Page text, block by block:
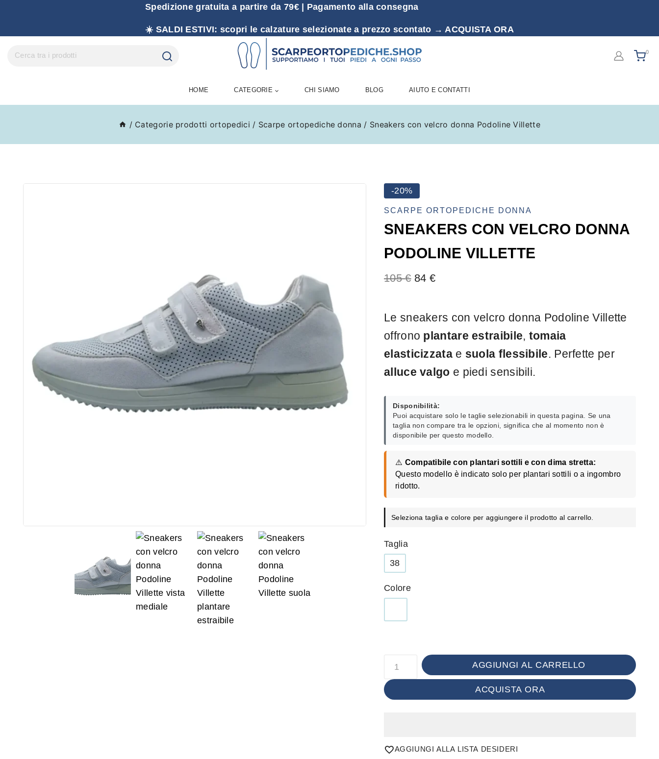
Spedizione gratuita a partire da 79€ | Pagamento alla consegna
☀️ SALDI ESTIVI: scopri le calzature selezionate a prezzo scontato → ACQUISTA ORA
0
HOME CATEGORIE CHI SIAMO BLOG AIUTO E CONTATTI
/ Categorie prodotti ortopedici / Scarpe ortopediche donna / Sneakers con velcro donna Podoline Villette
-20%
SCARPE ORTOPEDICHE DONNA
SNEAKERS CON VELCRO DONNA
PODOLINE VILLETTE
105€ 84 €
Le sneakers con velcro donna Podoline Villette
offrono plantare estraibile, tomaia
elasticizzatae suola flessibile. Perfette per
alluce valgo e piedi sensibili.
Disponibilità:
Puoi acquistare solo le taglie selezionabili in questa pagina. Se una
taglia non compare tra le opzioni, significa che al momento non è
disponibile per questo modello.
⚠️ Compatibile con plantari sottili e con dima stretta:
Questo modello è indicato solo per plantari sottili o a ingombro
ridotto.
Seleziona taglia e colore per aggiungere il prodotto al carrello.
Taglia
38
Colore
AGGIUNGI AL CARRELLO
ACQUISTA ORA
AGGIUNGI ALLA LISTA DESIDERI